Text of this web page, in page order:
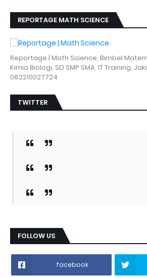
REPORTAGE MATH SCIENCE
Reportage | Math Science, Bimbel
Kimia Biologi, SD SMP SMA, IT Training,
082210027724
TWITTER
FOLLOW US
facebook